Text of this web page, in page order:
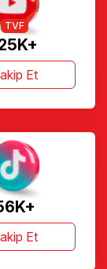
TVF
Et
Et